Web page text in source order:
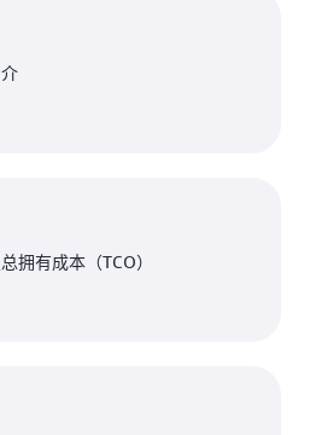
拥有成本（TCO）